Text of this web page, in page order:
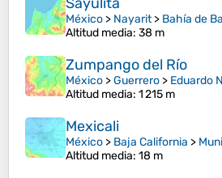
México > Nayarit> Bahía de
Altitud media: 38 m
Zumpango del Río
México >Guerrero > Eduardo
Altitud media: 1 215 m
Mexicali
México > Baja California >
Altitud media: 18 m